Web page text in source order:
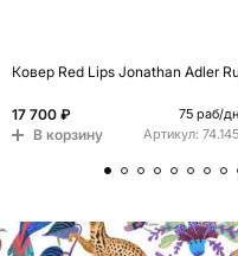
Ковер Red Lips Jonathan Adler
17 700 ₽ 75 раб/
В корзину Артикул: